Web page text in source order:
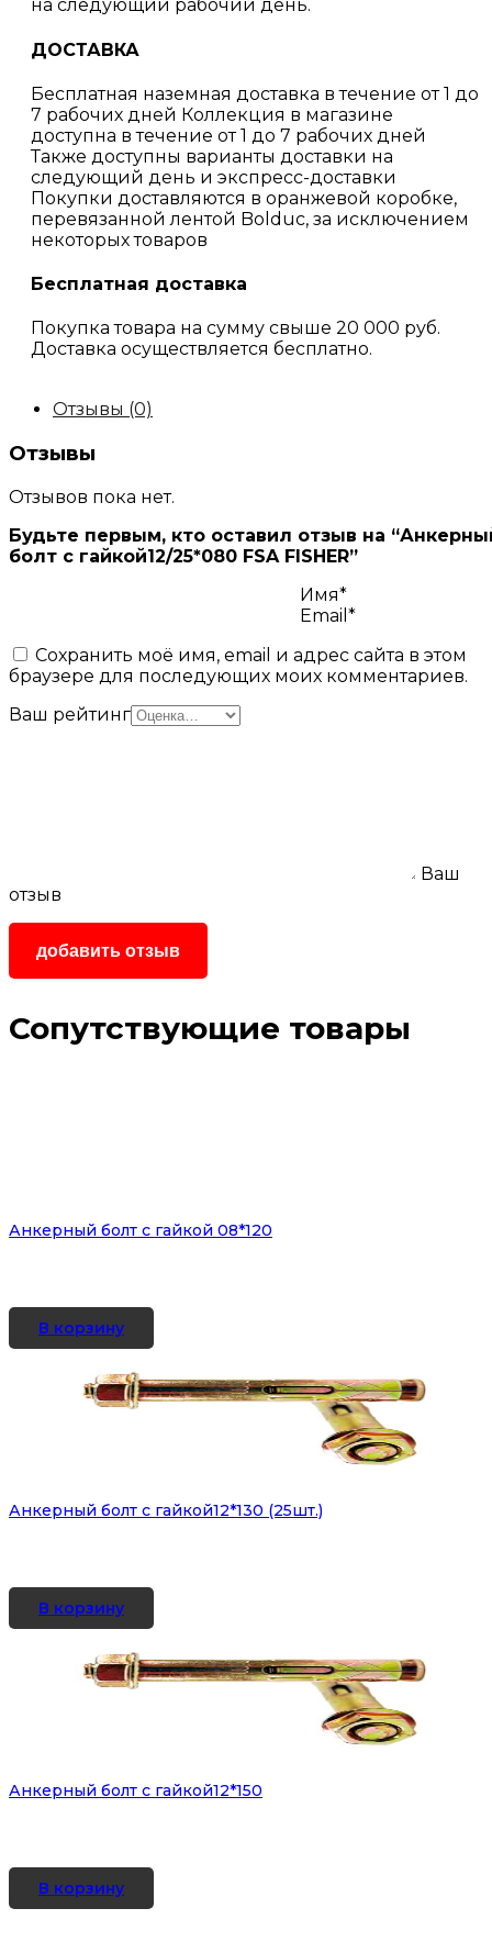
на следующий рабочий день.
ДОСТАВКА
Бесплатная наземная доставка в течение от 1 до
7 рабочих дней Коллекция в магазине
доступна в течение от 1 до 7 рабочих дней
Также доступны варианты доставки на
следующий день и экспресс-доставки
Покупки доставляются в оранжевой коробке,
перевязанной лентой Bolduc, за исключением
некоторых товаров
Бесплатная доставка
Покупка товара на сумму свыше 20 000 руб.
Доставка осуществляется бесплатно.
Отзывы (0)
Отзывы
Отзывов пока нет.
Будьте первым, кто оставил отзыв на
болт с гайкой12/25*080 FSA FISHER”
Имя*
Email*
Сохранить моё имя, email и адрес сайта в этом
браузере для последующих моих комментариев.
Ваш рейтинг
Ваш
отзыв
Сопутствующие товары
Анкерный болт с гайкой 08*120
В корзину
Анкерный болт с гайкой12*130 (25шт.)
В корзину
Анкерный болт с гайкой12*150
В корзину